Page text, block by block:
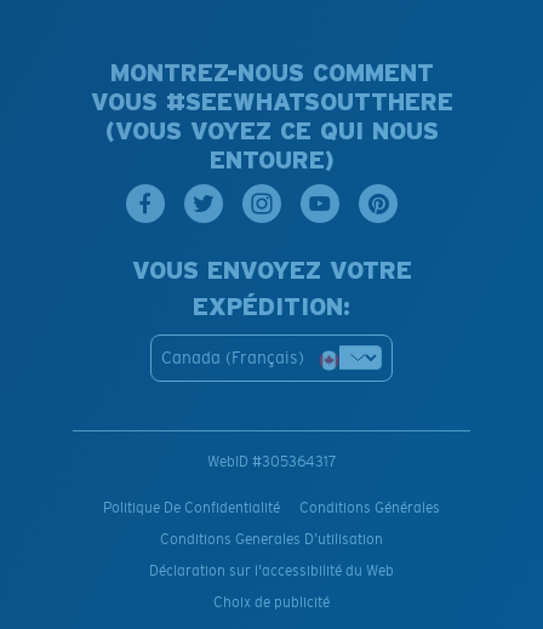
MONTREZ-NOUS COMMENT
VOUS #SEEWHATSOUTTHERE
(VOUS VOYEZ CE QUI NOUS
ENTOURE)
VOUS ENVOYEZ VOTRE
EXPÉDITION:
Canada (Français)
WebID #305364317
Politique De Confidentialité
Conditions Générales
Conditions Generales D’utilisation
Déclaration sur l'accessibilité du Web
Choix de publicité